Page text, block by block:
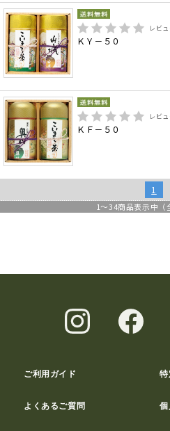
レビ
ＫＹ－５０
レビ
ＫＦ－５０
1
1～34商品表示中（
ご利用ガイド 特
よくあるご質問 個